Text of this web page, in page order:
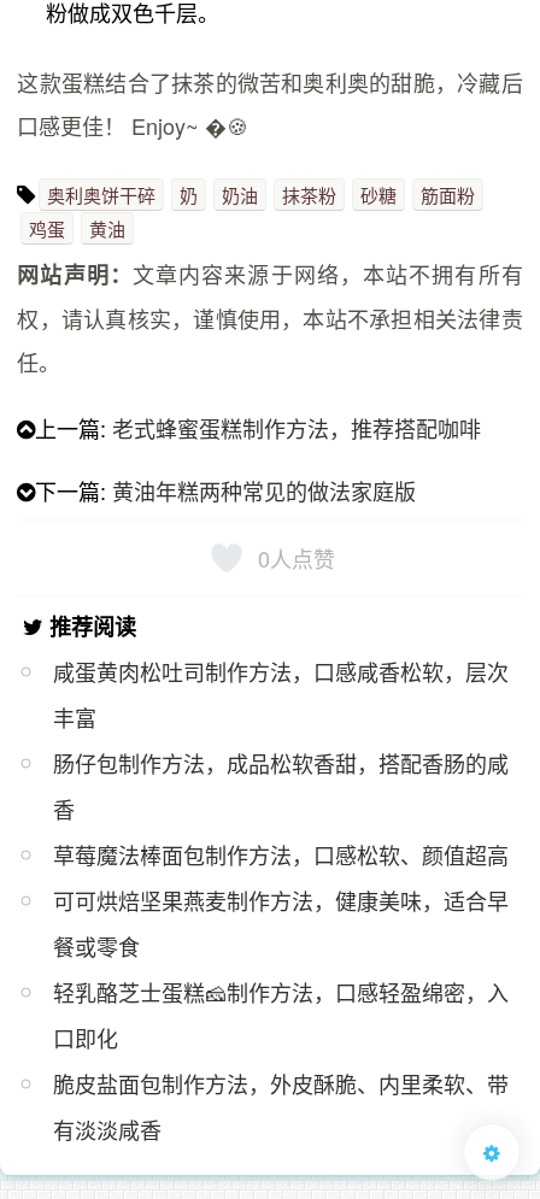
粉做成双色千层。
这款蛋糕结合了抹茶的微苦和奥利奥的甜脆，冷藏后
口感更佳！ Enjoy~ �🍪
奥利奥饼干碎 奶 奶油 抹茶粉 砂糖
筋面粉
鸡蛋
黄油
网站声明： 文章内容来源于网络，本站不拥有所有
权，请认真核实，谨慎使用，本站不承担相关法律责
任。
上一篇:老式蜂蜜蛋糕制作方法，推荐搭配咖啡
下一篇: 黄油年糕两种常见的做法家庭版
0人点赞
推荐阅读
咸蛋黄肉松吐司制作方法，口感咸香松软，层次
丰富
肠仔包制作方法，成品松软香甜，搭配香肠的咸
香
草莓魔法棒面包制作方法，口感松软、颜值超高
可可烘焙坚果燕麦制作方法，健康美味，适合早
餐或零食
轻乳酪芝士蛋糕🧀制作方法，口感轻盈绵密，入
口即化
脆皮盐面包制作方法，外皮酥脆、内里柔软、带
有淡淡咸香